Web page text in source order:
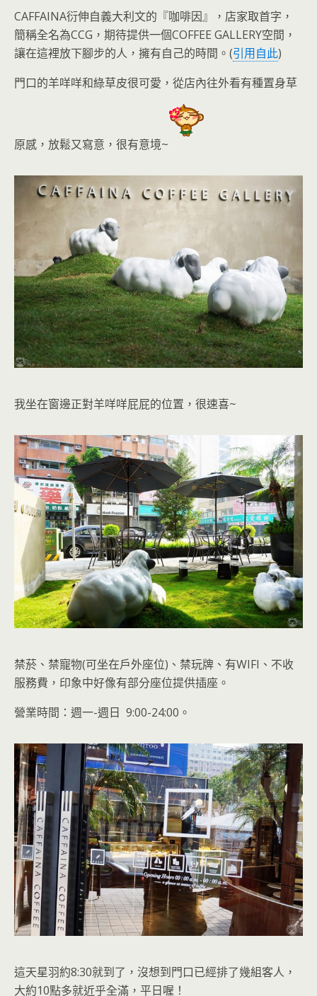
CAFFAINA衍伸自義大利文的『咖啡因』，店家取首字，
簡稱全名為CCG ， 期待提供一個COFFEE GALLERY空間，
讓在這裡放下腳步的人，擁有自己的時間 。(引用自此)
門口的羊咩咩和綠草皮很可愛，從店內往外看有種置身草
原感，放鬆又寫意 ，很有意境~
我坐在窗邊正對羊咩咩屁屁的位置 ，很速喜~
禁菸、禁寵物(可坐在戶外座位)、禁玩牌、有WIFI、不收
服務費，印象中好像有部分座位提供插座。
營業時間：週一-週日 9:00-24:00 。
這天星羽約8:30就到了，沒想到門口已經排了幾組客人，
大約10點多就近乎全滿，平日喔！